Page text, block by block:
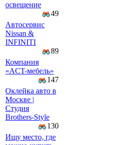
освещение
49
Автосервис
Nissan &
INFINITI
89
Компaния
«AСT-мeбeль»
147
Оклейка авто в
Москве |
Студия
Brothers-Style
130
Ищу место, где